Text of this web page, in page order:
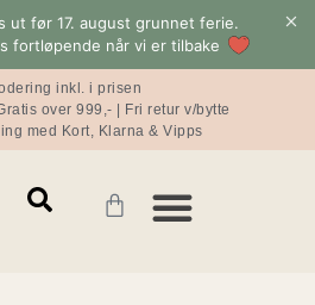
ut før 17. august grunnet ferie.
fortløpende når vi er tilbake
inkl. i prisen
over 999,- | Fri retur v/bytte
med Kort, Klarna & Vipps